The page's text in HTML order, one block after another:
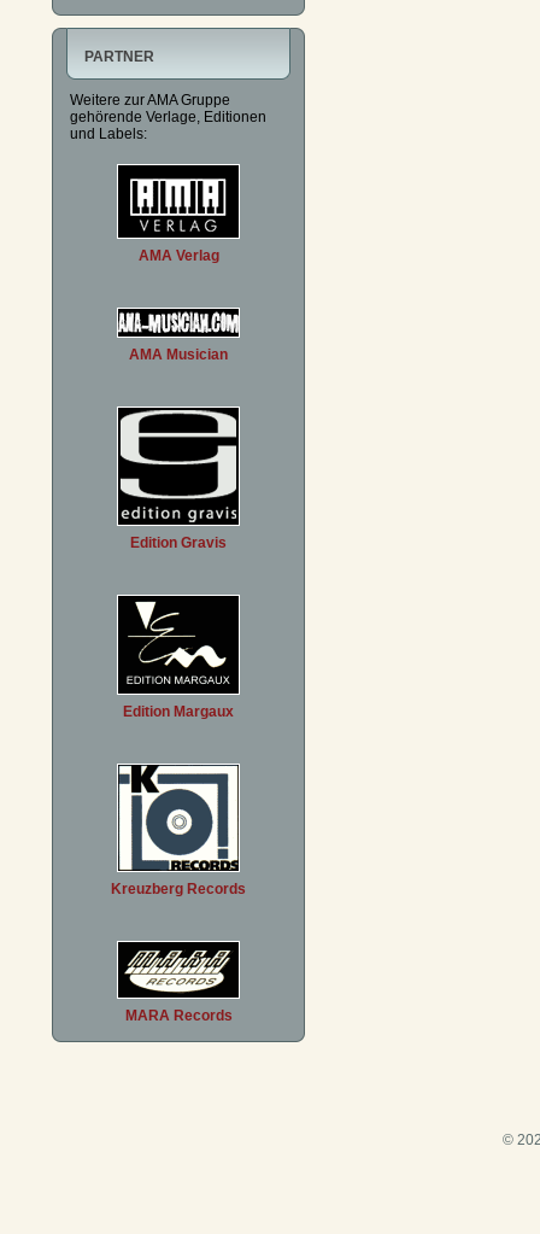
PARTNER
Weitere zur AMA Gruppe
gehörende Verlage, Editionen
und Labels:
AMA Verlag
AMA Musician
Edition Gravis
Edition Margaux
Kreuzberg Records
MARA Records
©